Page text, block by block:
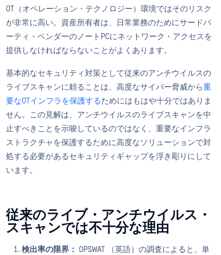
OT（オペレーション・テクノロジー）環境ではそのリスク
が非常に高い。資産所有者は、日常業務のためにサードパ
ーティ・ベンダーのノートPCにネットワーク・アクセスを
提供しなければならないことがよくあります。
基本的なセキュリティ対策として従来のアンチウイルスの
ライブスキャンに頼ることは、高度なサイバー脅威から重
要なOTインフラを保護するためにはもはや十分ではありま
せん。この見解は、アンチウイルスのライブスキャンを中
止すべきことを示唆しているのではなく、重要なインフラ
ストラクチャを保護するために高度なソリューションで対
処する必要があるセキュリティギャップを浮き彫りにして
います。
従来のライブ・アンチウイルス・
スキャンでは不十分な理由
検出率の限界：
OPSWAT （英語）の調査によると、単